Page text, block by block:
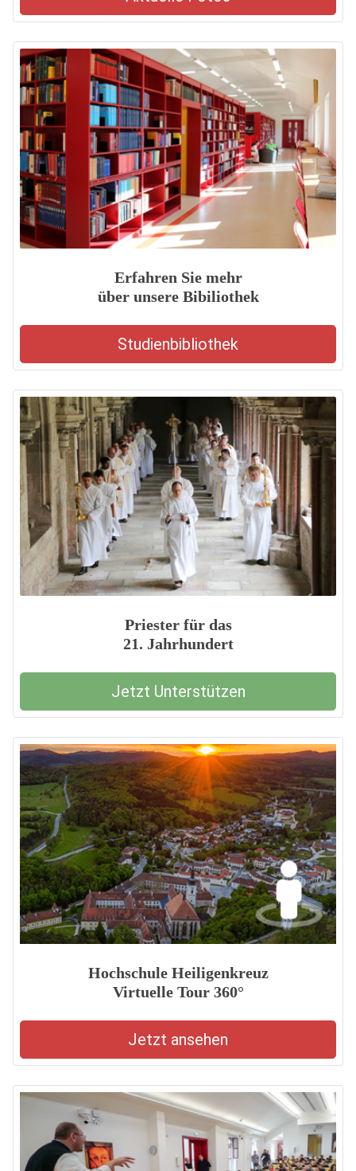
Erfahren Sie mehr
über unsere Bibiliothek
Studienbibliothek
Priester für das
21. Jahrhundert
Jetzt Unterstützen
Hochschule Heiligenkreuz
Virtuelle Tour 360°
Jetzt ansehen